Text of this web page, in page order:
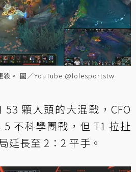
殺。 圖／YouTube @lolesportstw
顆人頭的大混戰，CFO
不科學團戰，但 T1 拉扯
延長至 2：2 平手。